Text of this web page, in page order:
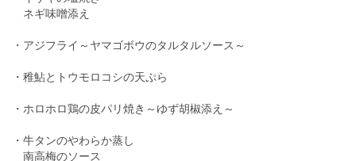
ネギ味噌添え
・アジフライ～ヤマゴボウのタルタルソース～
・稚鮎とトウモロコシの天ぷら
・ホロホロ鶏の皮パリ焼き～ゆず胡椒添え～
・牛タンのやわらか蒸し
南高梅のソース